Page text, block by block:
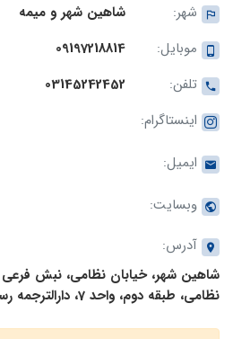
شهر:
شاهین شهر و میمه
موبایل:
09197218814
تلفن:
03145242452
اینستاگرام:
ایمیل:
وبسایت:
آدرس:
نظامی، طبقه دوم، واحد 7، دارالترجمه رسمی شماره یک شاهین شهر